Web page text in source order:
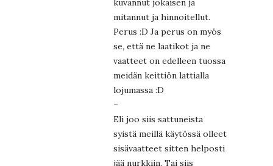
kuvannut jokaisen ja
mitannut ja hinnoitellut.
Perus :D Ja perus on myös
se, että ne laatikot ja ne
vaatteet on edelleen tuossa
meidän keittiön lattialla
lojumassa :D
–
Eli joo siis sattuneista
syistä meillä käytössä olleet
sisävaatteet sitten helposti
jää nurkkiin. Tai siis